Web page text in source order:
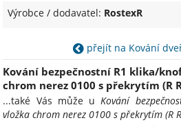
Výrobce / dodavatel: RostexR
přejít na Kování
Kování bezpečnostní R1 klika/
chrom nerez 0100 s překrytím (R
...také Vás může u Kování
vložka chrom nerez 0100 s překrytím (R